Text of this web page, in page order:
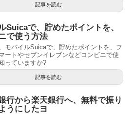
記事を読む
Suicaで、貯めたポイントを、
で使う方法
モバイルSuicaで、貯めたポイントを、フ
ートやセブンイレブンなどコンビニで使
っていますか?
記事を読む
行から楽天銀行へ、無料で振り
うにしたヨ